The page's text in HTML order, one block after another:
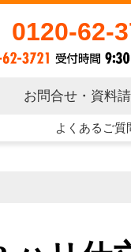
0120-62-
お問合せ・資料
よくあるご質